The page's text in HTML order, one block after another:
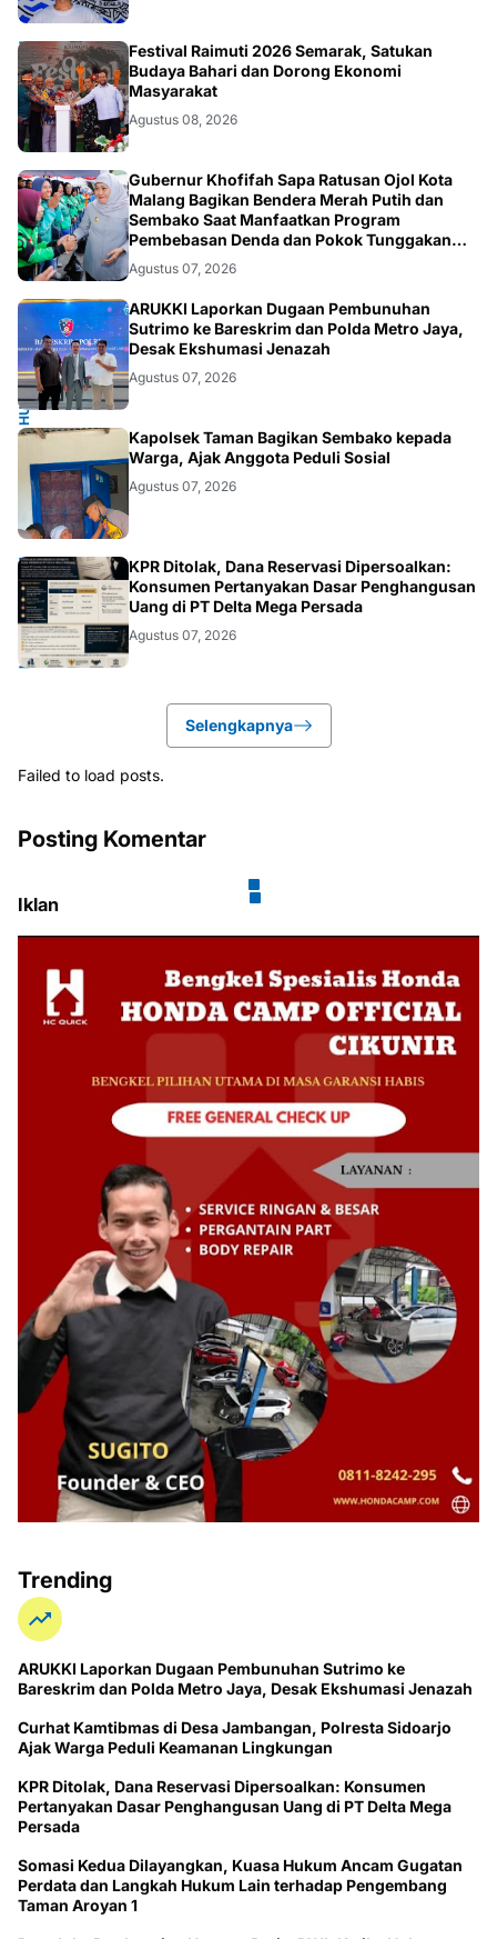
TNI
Festival Raimuti 2026 Semarak, Satukan
Budaya Bahari dan Dorong Ekonomi
Masyarakat
Agustus 08, 2026
SOSIAL
Gubernur Khofifah Sapa Ratusan Ojol Kota
Malang Bagikan Bendera Merah Putih dan
Sembako Saat Manfaatkan Program
Pembebasan Denda dan Pokok Tunggakan
PKB
Agustus 07, 2026
HUKUM.NASIONAL
ARUKKI Laporkan Dugaan Pembunuhan
Sutrimo ke Bareskrim dan Polda Metro Jaya,
Desak Ekshumasi Jenazah
Agustus 07, 2026
POLRI.SOSIAL
Kapolsek Taman Bagikan Sembako kepada
Warga, Ajak Anggota Peduli Sosial
Agustus 07, 2026
HUKUM.DAERAH
KPR Ditolak, Dana Reservasi Dipersoalkan:
Konsumen Pertanyakan Dasar Penghangusan
Uang di PT Delta Mega Persada
Agustus 07, 2026
Selengkapnya
Failed to load posts.
Posting Komentar
Iklan
Trending
ARUKKI Laporkan Dugaan Pembunuhan Sutrimo ke
Bareskrim dan Polda Metro Jaya, Desak Ekshumasi Jenazah
Curhat Kamtibmas di Desa Jambangan, Polresta Sidoarjo
Ajak Warga Peduli Keamanan Lingkungan
KPR Ditolak, Dana Reservasi Dipersoalkan: Konsumen
Pertanyakan Dasar Penghangusan Uang di PT Delta Mega
Persada
Somasi Kedua Dilayangkan, Kuasa Hukum Ancam Gugatan
Perdata dan Langkah Hukum Lain terhadap Pengembang
Taman Aroyan 1